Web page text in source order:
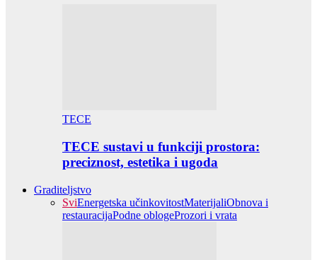
TECE
TECE sustavi u funkciji prostora:
preciznost, estetika i ugoda
Graditeljstvo
SviEnergetska učinkovitostMaterijaliObnova i
restauracijaPodne oblogeProzori i vrata